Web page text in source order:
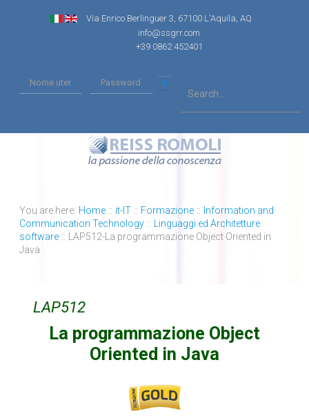
Via Enrico Berlinguer 3, 67100 L'Aquila, AQ
info@ssgrr.com
+39 0862 452401
You are here: Home :: it-IT :: Formazione :: Information and
Communication Technology ::
Linguaggi ed Architetture
software ::
LAP512-La programmazione Object Oriented in
Java
LAP512
La programmazione Object
Oriented in Java